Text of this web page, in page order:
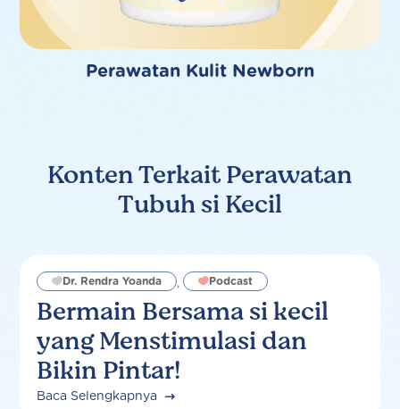
Perawatan Kulit Newborn
Konten Terkait Perawatan
Tubuh si Kecil
Bermain Bersama si kecil
yang Menstimulasi dan
Bikin Pintar!
Dr. Rendra Yoanda , Podcast
Baca Selengkapnya